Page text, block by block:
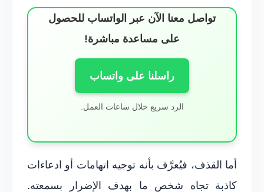
تواصل معنا الآن عبر الواتساب للحصول
على مساعدة مباشرة!
راسلنا على واتساب
الرد سريع خلال ساعات العمل.
أما القذف، فيُعرَّف بأنه توجيه اتهامات أو ادعاءات
كاذبة تجاه شخص ما بهدف الإضرار بسمعته.